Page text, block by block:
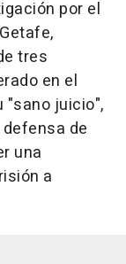
por el
tres
en el
"sano juicio",
de
una
a